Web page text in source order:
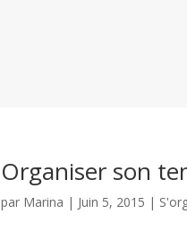
Organiser son
par Marina | Juin 5, 2015 |